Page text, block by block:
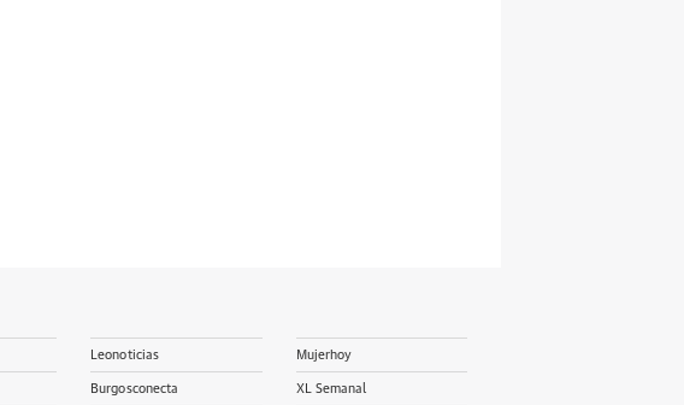
Leonoticias
Burgosconecta
Mujerhoy
XL Semanal